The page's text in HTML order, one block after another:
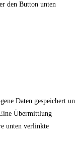
den Button unten
Daten gespeichert
Übermittlung
unten verlinkte